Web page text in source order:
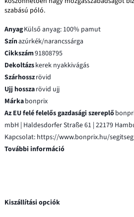
szabású póló.
AnyagKülső anyag: 100% pamut
Színazúrkék/narancssárga
Cikkszám91808795
Dekoltázskerek nyakkivágás
Szárhosszrövid
Ujj hosszarövid ujj
Márkabonprix
Az EU felé felelős gazdasági szereplő
mbH | Haldesdorfer Straße 61 | 22179
Kapcsolat: https://www.bonprix.hu/
További információ
Kiszállítási opciók